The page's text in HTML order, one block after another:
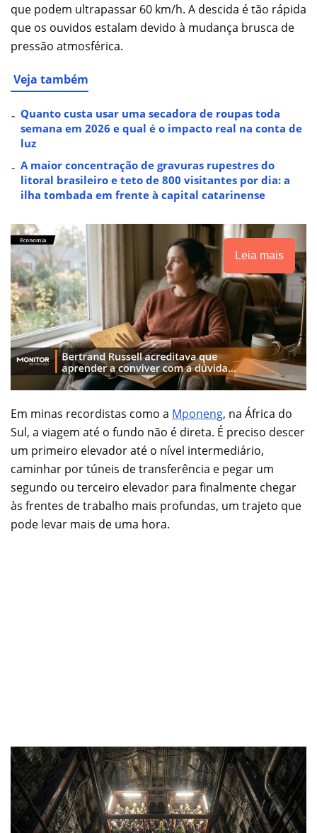
que podem ultrapassar 60 km/h. A descida é tão rápida
que os ouvidos estalam devido à mudança brusca de
pressão atmosférica.
Veja também
Quanto custa usar uma secadora de roupas toda
semana em 2026 e qual é o impacto real na conta de
luz
A maior concentração de gravuras rupestres do
litoral brasileiro e teto de 800 visitantes por dia: a
ilha tombada em frente à capital catarinense
Leia mais
Em minas recordistas como a Mponeng, na África do
Sul, a viagem até o fundo não é direta. É preciso descer
um primeiro elevador até o nível intermediário,
caminhar por túneis de transferência e pegar um
segundo ou terceiro elevador para finalmente chegar
às frentes de trabalho mais profundas, um trajeto que
pode levar mais de uma hora.